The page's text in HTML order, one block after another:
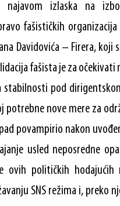
najavom izlaska na
fašističkih
Davidovića – Firera,
fašista je za
pod
potrebne nove mere za
povampirio nakon
usled neposredne
ovih političkih hodajućih
SNS režima i, preko